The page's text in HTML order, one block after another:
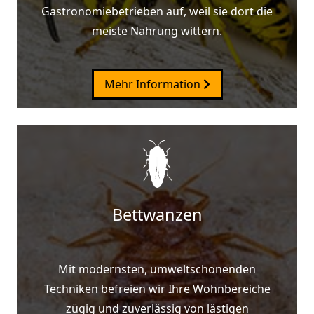
Gastronomiebetrieben auf, weil sie dort die
meiste Nahrung wittern.
Mehr Information
Bettwanzen
Mit modernsten, umweltschonenden
Techniken befreien wir Ihre Wohnbereiche
zügig und zuverlässig von lästigen